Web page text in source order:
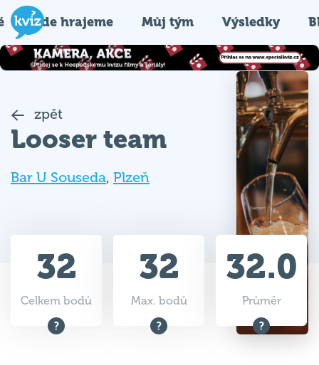
Kde hrajeme Můj tým Výsledky
zpět
Looser team
Bar U Souseda, Plzeň
32
Celkem bodů
32
Max. bodů
32.0
Průměr